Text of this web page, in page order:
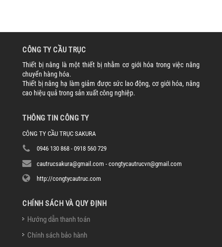
CÔNG TY CẦU TRỤC
Thiết bị nâng là một thiết bị nhằm cơ giới hóa trong việc nâng
chuyển hàng hóa.
Thiết bị nâng hạ làm giảm được sức lao động, cơ giới hóa, nâng
cao hiệu quả trong sản xuất công nghiệp.
THÔNG TIN CÔNG TY
CÔNG TY CẦU TRỤC SAKURA
0946 130 868 - 0918 560 729
cautrucsakura@gmail.com - congtycautrucvn@gmail.com
http://congtycautruc.com
CHÍNH SÁCH VÀ QUY ĐỊNH
Hướng dẫn thanh toán
Chính sách bảo hành